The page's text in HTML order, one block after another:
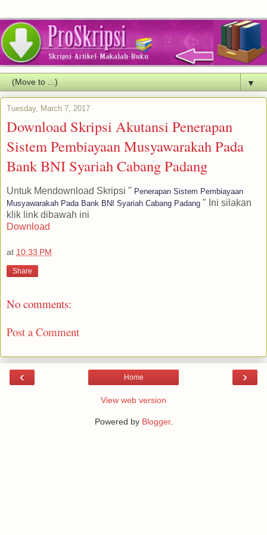
▼
Tuesday, March 7, 2017
Download Skripsi Akutansi Penerapan
Sistem Pembiayaan Musyawarakah Pada
Bank BNI Syariah Cabang Padang
Untuk Mendownload Skripsi " Penerapan Sistem Pembiayaan
Musyawarakah Pada Bank BNI Syariah Cabang Padang " Ini silakan
klik link dibawah ini
Download
at 10:33 PM
Share
No comments:
Post a Comment
‹ ›
Home
View web version
Powered by Blogger.